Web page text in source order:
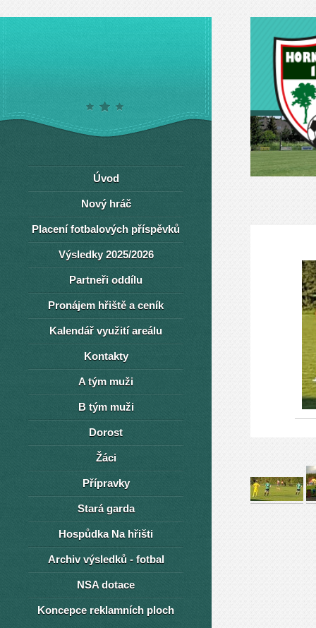
Úvod
Nový hráč
Placení fotbalových příspěvků
Výsledky 2025/2026
Partneři oddílu
Pronájem hřiště a ceník
Kalendář využití areálu
Kontakty
A tým muži
B tým muži
Dorost
Žáci
Přípravky
Stará garda
Hospůdka Na hřišti
Archiv výsledků - fotbal
NSA dotace
Koncepce reklamních ploch